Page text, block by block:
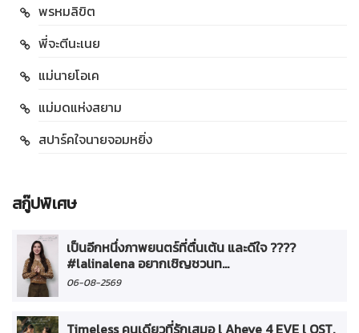
พรหมลิขิต
พี่จะตีนะเนย
แม่นายโอเค
แม่มดแห่งสยาม
สปาร์คใจนายจอมหยิ่ง
สกู๊ปพิเศษ
เป็นอีกหนึ่งภาพยนตร์ที่ตื่นเต้น และดีใจ ????
#lalinalena อยากเชิญชวนท...
06-08-2569
Timeless คนเดียวที่รักเสมอ l Aheye 4 EVE l OST.